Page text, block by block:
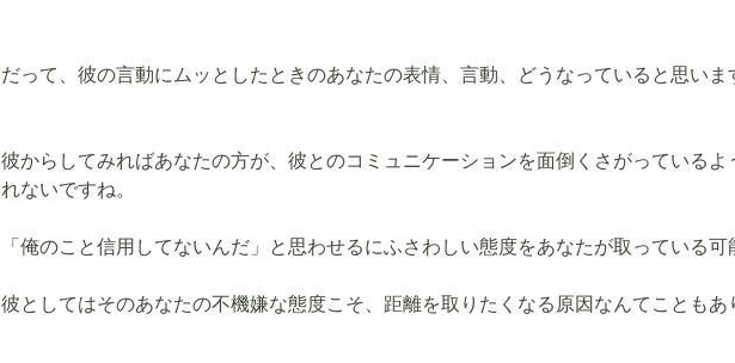
だって、彼の言動にムッとしたときのあなたの表情、言動、どうなっていると思いま
彼からしてみればあなたの方が、彼とのコミュニケーションを面倒くさがっているよ
れないですね。
「俺のこと信用してないんだ」と思わせるにふさわしい態度をあなたが取っている
彼としてはそのあなたの不機嫌な態度こそ、距離を取りたくなる原因なんてこともあ